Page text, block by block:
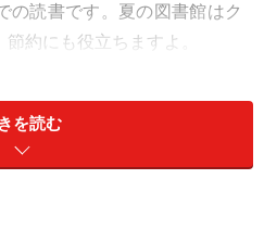
の読書です。夏の図書館はク
約にも役立ちますよ。
読書術とは？
を読む